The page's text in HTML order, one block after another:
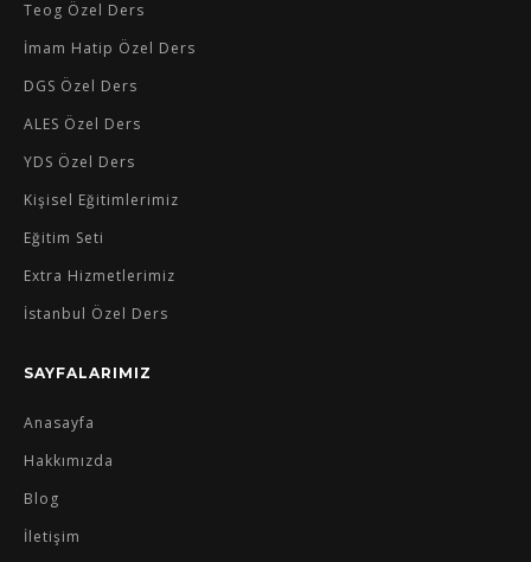
Teog Özel Ders
İmam Hatip Özel Ders
DGS Özel Ders
ALES Özel Ders
YDS Özel Ders
Kişisel Eğitimlerimiz
Eğitim Seti
Extra Hizmetlerimiz
İstanbul Özel Ders
SAYFALARIMIZ
Anasayfa
Hakkımızda
Blog
İletişim